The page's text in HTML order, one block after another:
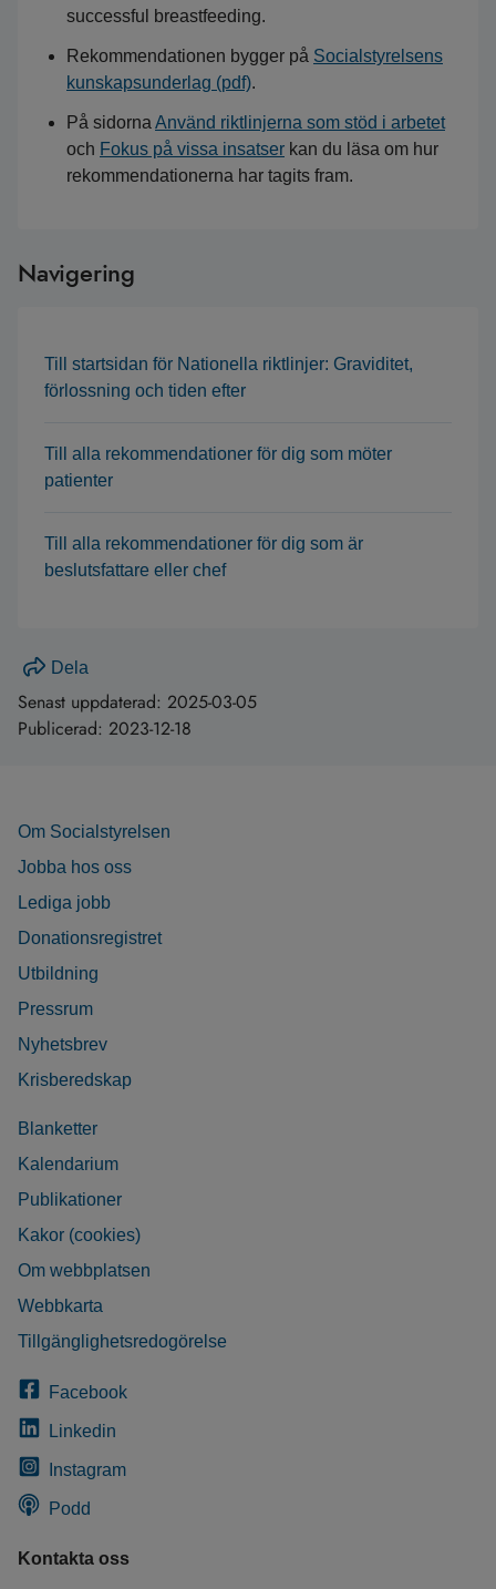
successful breastfeeding.
Rekommendationen bygger på Socialstyrelsens
kunskapsunderlag (pdf).
På sidorna Använd riktlinjerna som stöd i arbetet
och Fokus på vissa insatser kan du läsa om hur
rekommendationerna har tagits fram.
Navigering
Till startsidan för Nationella riktlinjer: Graviditet,
förlossning och tiden efter
Till alla rekommendationer för dig som möter
patienter
Till alla rekommendationer för dig som är
beslutsfattare eller chef
Dela
Senast uppdaterad: 2025-03-05
Publicerad: 2023-12-18
Om Socialstyrelsen
Jobba hos oss
Lediga jobb
Donationsregistret
Utbildning
Pressrum
Nyhetsbrev
Krisberedskap
Blanketter
Kalendarium
Publikationer
Kakor (cookies)
Om webbplatsen
Webbkarta
Tillgänglighetsredogörelse
Facebook
Linkedin
Instagram
Podd
Kontakta oss